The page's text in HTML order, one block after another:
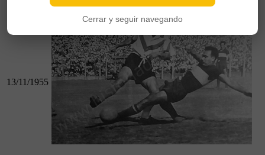
13/11/1955
Cerrar y seguir navegando